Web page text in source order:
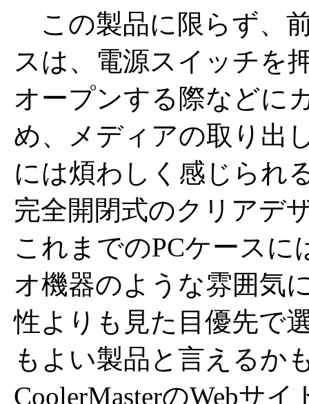
この製品に限らず、
スは、電源スイッチを
オープンする際などに
め、メディアの取り出
には煩わしく感じられ
完全開閉式のクリアデ
これまでのPCケース
オ機器のような雰囲気
性よりも見た目優先で
もよい製品と言えるか
CoolerMasterのWebサ